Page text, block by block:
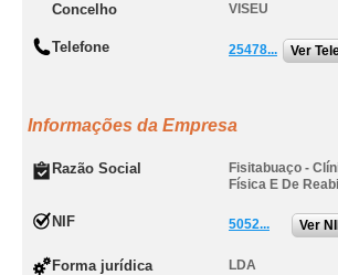
Concelho VISEU
Telefone 25478... Ver
Informações da Empresa
Razão Social
Fisitabuaço -
Física E De
NIF 5052... Ver
Forma jurídica LDA